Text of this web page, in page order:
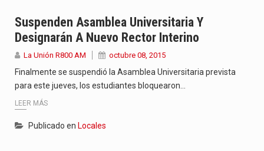
Suspenden Asamblea Universitaria Y
Designarán A Nuevo Rector Interino
La Unión R800 AM octubre 08, 2015
Finalmente se suspendió la Asamblea Universitaria prevista
para este jueves, los estudiantes bloquearon…
LEER MÁS
Publicado en Locales